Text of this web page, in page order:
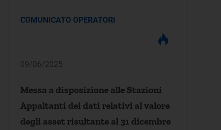
COMUNICATO OPERATORI
09/06/2025
Messa a disposizione alle Stazioni
Appaltanti dei dati relativi al valore
degli asset risultante al 31 dicembre